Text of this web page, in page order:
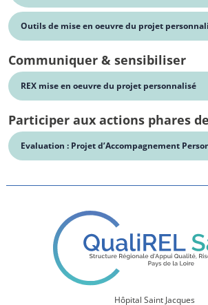
Outils de mise en oeuvre du projet
Communiquer & sensibiliser
REX mise en oeuvre du projet personnalisé
Participer aux actions phares
Evaluation : Projet d’Accompagnement
Hôpital Saint Jacques